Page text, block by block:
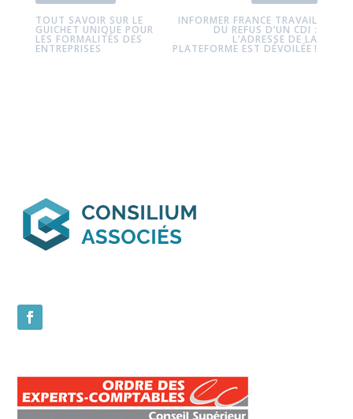
TOUT SAVOIR SUR LE
GUICHET UNIQUE POUR
LES FORMALITÉS DES
ENTREPRISES
INFORMER FRANCE TRAVAIL
DU REFUS D’UN CDI :
L’ADRESSE DE LA
PLATEFORME EST DÉVOILÉE !